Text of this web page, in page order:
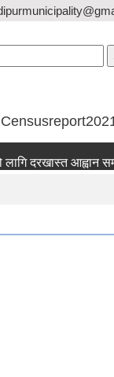
दरखास्त आह्वान